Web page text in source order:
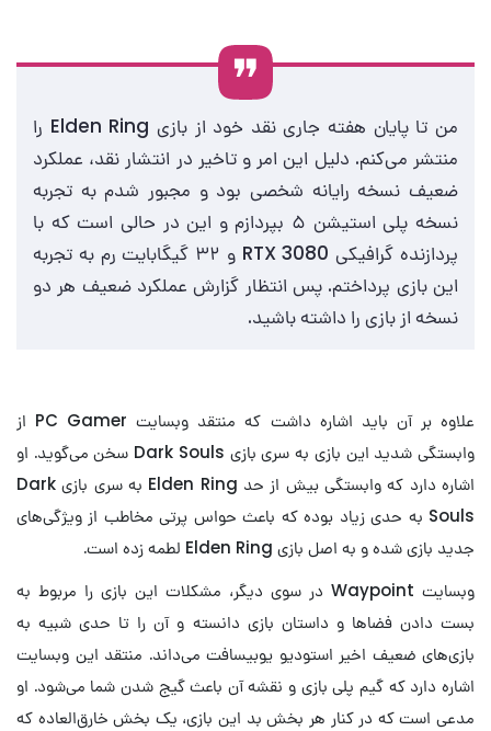
من تا پایان هفته جاری نقد خود از بازی Elden Ring را
منتشر می‌کنم. دلیل این امر و تاخیر در انتشار نقد، عملکرد
ضعیف نسخه رایانه شخصی بود و مجبور شدم به تجربه
نسخه پلی استیشن ۵ بپردازم و این در حالی است که با
پردازنده گرافیکی RTX 3080 و ۳۲ گیگابایت رم به تجربه
این بازی پرداختم. پس انتظار گزارش عملکرد ضعیف هر دو
نسخه از بازی را داشته باشید.
علاوه بر آن باید اشاره داشت که منتقد وبسایت PC Gamer از
وابستگی شدید این بازی به سری بازی Dark Souls سخن می‌گوید. او
اشاره دارد که وابستگی بیش از حد Elden Ring به سری بازی Dark
Souls به حدی زیاد بوده که باعث حواس پرتی مخاطب از ویژگی‌های
جدید بازی شده و به اصل بازی Elden Ring لطمه زده است.
وبسایت Waypoint در سوی دیگر، مشکلات این بازی را مربوط به
بست دادن فضاها و داستان بازی دانسته و آن را تا حدی شبیه به
بازی‌های ضعیف اخیر استودیو یوبیسافت می‌داند. منتقد این وبسایت
اشاره دارد که گیم پلی بازی و نقشه آن باعث گیج شدن شما می‌شود. او
مدعی است که در کنار هر بخش بد این بازی، یک بخش خارق‌العاده که